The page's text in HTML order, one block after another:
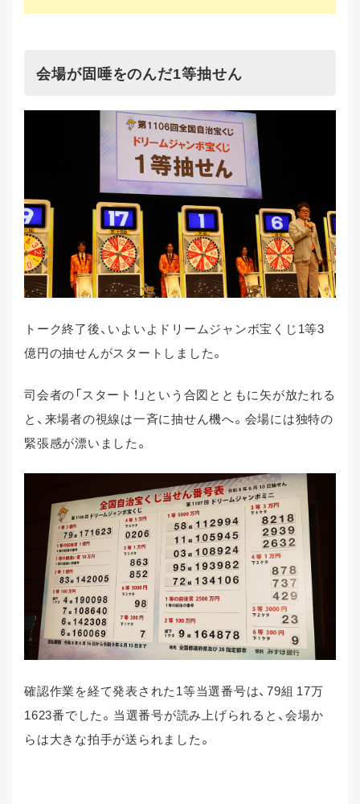
会場が固唾をのんだ1等抽せん
トーク終了後、いよいよドリームジャンボ宝くじ1等3
億円の抽せんがスタートしました。
司会者の「スタート！」という合図とともに矢が放たれる
と、来場者の視線は一斉に抽せん機へ。会場には独特の
緊張感が漂いました。
確認作業を経て発表された1等当選番号は、79組 17万
1623番でした。当選番号が読み上げられると、会場か
らは大きな拍手が送られました。